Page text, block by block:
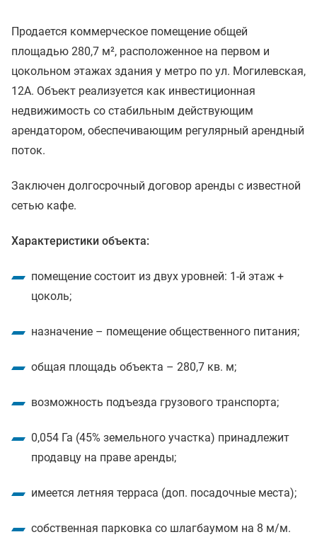
Продается коммерческое помещение общей
площадью 280,7 м², расположенное на первом и
цокольном этажах здания у метро по ул. Могилевская,
12А. Объект реализуется как инвестиционная
недвижимость со стабильным действующим
арендатором, обеспечивающим регулярный арендный
поток.
Заключен долгосрочный договор аренды с известной
сетью кафе.
Характеристики объекта:
помещение состоит из двух уровней: 1-й этаж +
цоколь;
назначение – помещение общественного питания;
общая площадь объекта – 280,7 кв. м;
возможность подъезда грузового транспорта;
0,054 Га (45% земельного участка) принадлежит
продавцу на праве аренды;
имеется летняя терраса (доп. посадочные места);
собственная парковка со шлагбаумом на 8 м/м.